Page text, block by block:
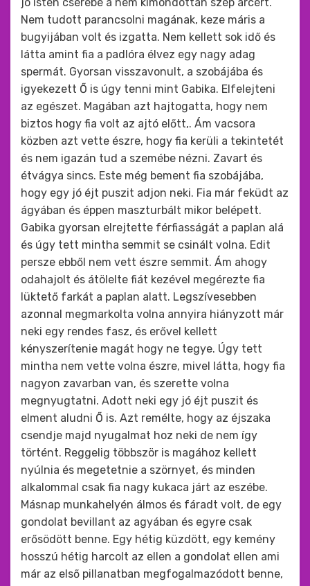
Nem tudott parancsolni magának, keze máris a
bugyijában volt és izgatta. Nem kellett sok idő és
látta amint fia a padlóra élvez egy nagy adag
spermát. Gyorsan visszavonult, a szobájába és
igyekezett Ő is úgy tenni mint Gabika. Elfelejteni
az egészet. Magában azt hajtogatta, hogy nem
biztos hogy fia volt az ajtó előtt,. Ám vacsora
közben azt vette észre, hogy fia kerüli a tekintetét
és nem igazán tud a szemébe nézni. Zavart és
étvágya sincs. Este még bement fia szobájába,
hogy egy jó éjt puszit adjon neki. Fia már feküdt az
ágyában és éppen maszturbált mikor belépett.
Gabika gyorsan elrejtette férfiasságát a paplan alá
és úgy tett mintha semmit se csinált volna. Edit
persze ebből nem vett észre semmit. Ám ahogy
odahajolt és átölelte fiát kezével megérezte fia
lüktető farkát a paplan alatt. Legszívesebben
azonnal megmarkolta volna annyira hiányzott már
neki egy rendes fasz, és erővel kellett
kényszerítenie magát hogy ne tegye. Úgy tett
mintha nem vette volna észre, mivel látta, hogy fia
nagyon zavarban van, és szerette volna
megnyugtatni. Adott neki egy jó éjt puszit és
elment aludni Ő is. Azt remélte, hogy az éjszaka
csendje majd nyugalmat hoz neki de nem így
történt. Reggelig többször is magához kellett
nyúlnia és megetetnie a szörnyet, és minden
alkalommal csak fia nagy kukaca járt az eszébe.
Másnap munkahelyén álmos és fáradt volt, de egy
gondolat bevillant az agyában és egyre csak
erősödött benne. Egy hétig küzdött, egy kemény
hosszú hétig harcolt az ellen a gondolat ellen ami
már az első pillanatban megfogalmazódott benne,